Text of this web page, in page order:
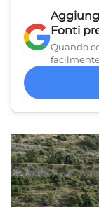
Fonti
Quando